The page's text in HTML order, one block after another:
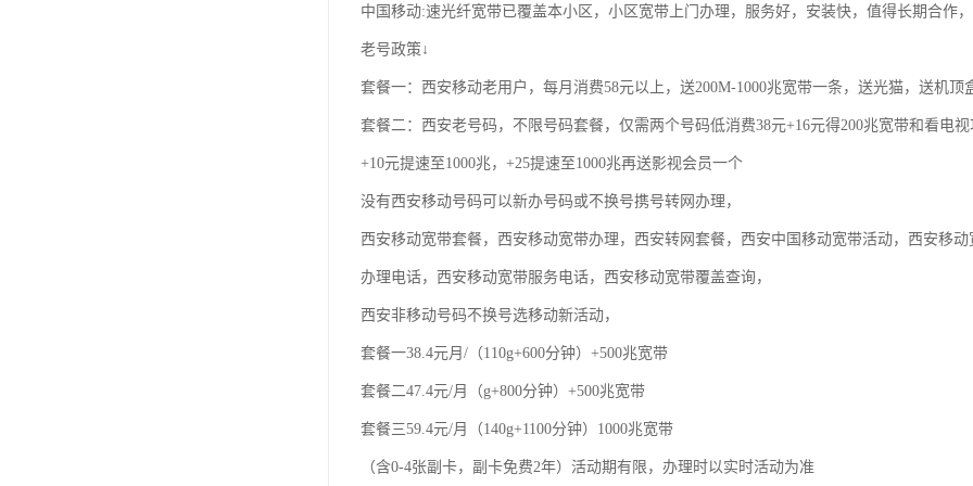
中国移动:速光纤宽带已覆盖本小区，小区宽带上门办理，服务好，安装快，值得长期合作
老号政策↓
套餐一：西安移动老用户，每月消费58元以上，送200M-1000兆宽带一条，送光猫，送机顶
套餐二：西安老号码，不限号码套餐，仅需两个号码低消费38元+16元得200兆宽带和看电
+10元提速至1000兆，+25提速至1000兆再送影视会员一个
没有西安移动号码可以新办号码或不换号携号转网办理，
西安移动宽带套餐，西安移动宽带办理，西安转网套餐，西安中国移动宽带活动，西安移
办理电话，西安移动宽带服务电话，西安移动宽带覆盖查询，
西安非移动号码不换号选移动新活动，
套餐一38.4元月/（110g+600分钟）+500兆宽带
套餐二47.4元/月（g+800分钟）+500兆宽带
套餐三59.4元/月（140g+1100分钟）1000兆宽带
（含0-4张副卡，副卡免费2年）活动期有限，办理时以实时活动为准